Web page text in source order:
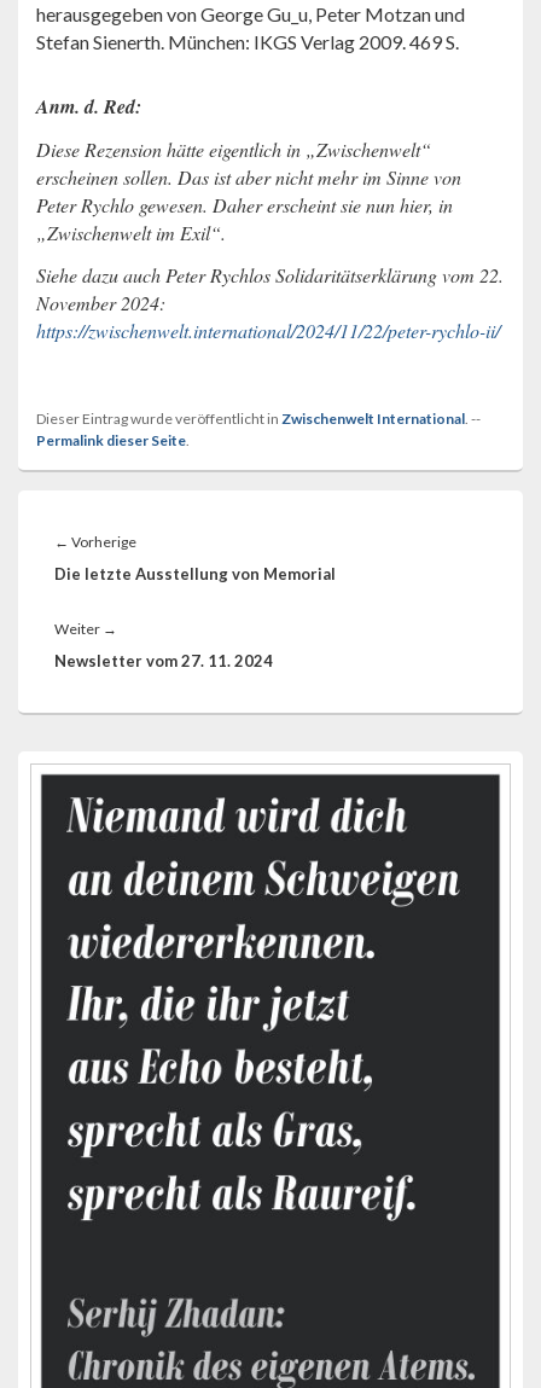
herausgegeben von George Gu_u, Peter Motzan und
Stefan Sienerth. München: IKGS Verlag 2009. 469 S.
Anm. d. Red:
Diese Rezension hätte eigentlich in „Zwischenwelt“
erscheinen sollen. Das ist aber nicht mehr im Sinne von
Peter Rychlo gewesen. Daher erscheint sie nun hier, in
„Zwischenwelt im Exil“.
Siehe dazu auch Peter Rychlos Solidaritätserklärung vom 22.
November 2024:
https://zwischenwelt.international/2024/11/22/peter-rychlo-ii/
Dieser Eintrag wurde veröffentlicht in Zwischenwelt International. --
Permalink dieser Seite.
← VorherigeVorheriger
Beitrag:
Die letzte Ausstellung von Memorial
Weiter →
Beitrag:
Newsletter vom 27. 11. 2024
Primärer
Widgetbereich